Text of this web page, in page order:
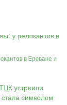
в Ереване и